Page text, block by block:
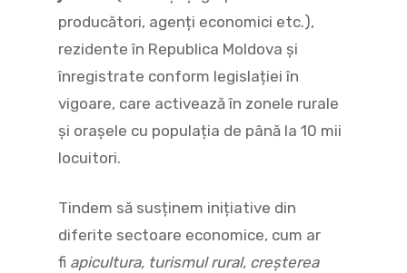
producători, agenți economici etc.),
rezidente în Republica Moldova și
înregistrate conform legislației în
vigoare, care activează în zonele rurale
și orașele cu populația de până la 10 mii
locuitori.
Tindem să susținem inițiative din
diferite sectoare economice, cum ar
fi apicultura, turismul rural, creșterea